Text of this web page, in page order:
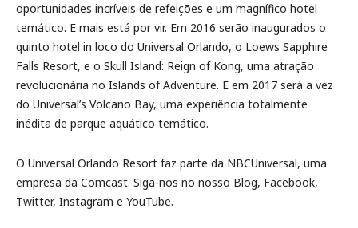
oportunidades incríveis de refeições e um magnífico hotel
temático. E mais está por vir. Em 2016 serão inaugurados o
quinto hotel in loco do Universal Orlando, o Loews Sapphire
Falls Resort, e o Skull Island: Reign of Kong, uma atração
revolucionária no Islands of Adventure. E em 2017 será a vez
do Universal’s Volcano Bay, uma experiência totalmente
inédita de parque aquático temático.
O Universal Orlando Resort faz parte da NBCUniversal, uma
empresa da Comcast. Siga-nos no nosso Blog, Facebook,
Twitter, Instagram e YouTube.